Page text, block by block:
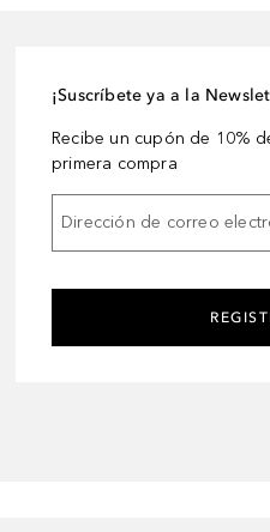
¡Suscríbete ya a la
Recibe un cupón de 10%
primera compra
Dirección de correo